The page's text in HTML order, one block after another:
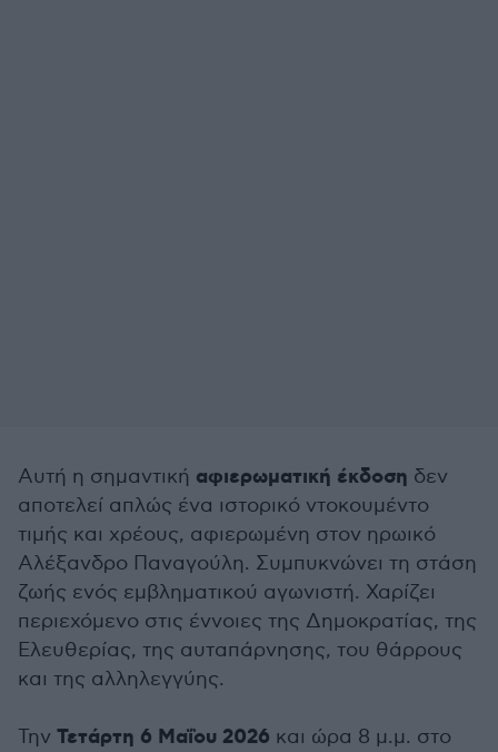
Αυτή η σημαντική αφιερωματική έκδοση δεν
αποτελεί απλώς ένα ιστορικό ντοκουμέντο
τιμής και χρέους, αφιερωμένη στον ηρωικό
Αλέξανδρο Παναγούλη. Συμπυκνώνει τη στάση
ζωής ενός εμβληματικού αγωνιστή. Χαρίζει
περιεχόμενο στις έννοιες της Δημοκρατίας, της
Ελευθερίας, της αυταπάρνησης, του θάρρους
και της αλληλεγγύης.
Την Τετάρτη 6 Μαΐου 2026 και ώρα 8 μ.μ. στο